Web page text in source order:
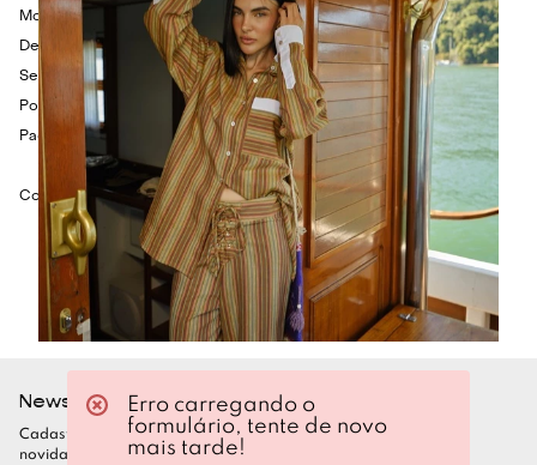
Modelagem slim.
Decote reto.
Sem mangas.
Possui barbatana embutida para sustentação.
Padronagem floral.
Composição: 100% Linho.
Newsletter
Cadastre-se para ficar por dentro de todas as nossas
novidades. Garanta seu desconto assinando nossa
Erro carregando o
formulário, tente de novo
mais tarde!